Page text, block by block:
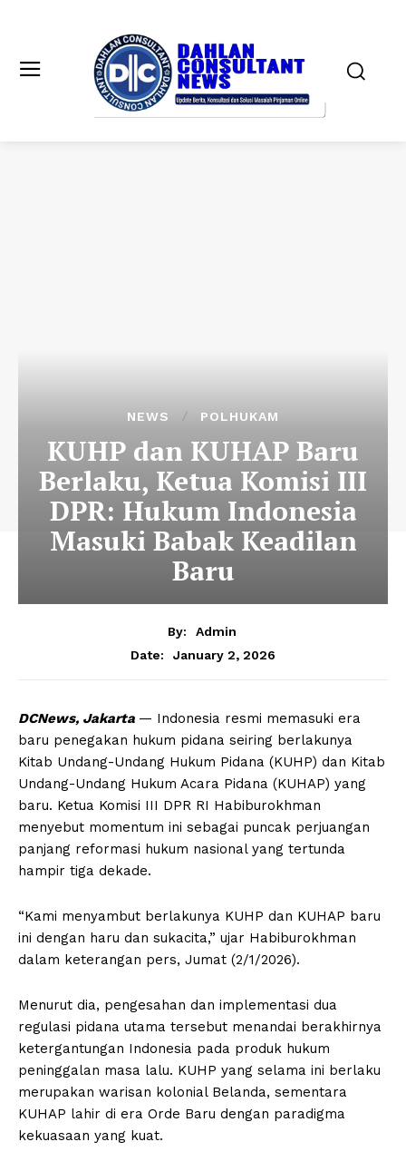
NEWS POLHUKAM
KUHP dan KUHAP Baru
Berlaku, Ketua Komisi III
DPR: Hukum Indonesia
Masuki Babak Keadilan
Baru
By:
Admin
Date:
January 2, 2026
DCNews, Jakarta — Indonesia resmi memasuki era
baru penegakan hukum pidana seiring berlakunya
Kitab Undang-Undang Hukum Pidana (KUHP) dan Kitab
Undang-Undang Hukum Acara Pidana (KUHAP) yang
baru. Ketua Komisi III DPR RI Habiburokhman
menyebut momentum ini sebagai puncak perjuangan
panjang reformasi hukum nasional yang tertunda
hampir tiga dekade.
“Kami menyambut berlakunya KUHP dan KUHAP baru
ini dengan haru dan sukacita,” ujar Habiburokhman
dalam keterangan pers, Jumat (2/1/2026).
Menurut dia, pengesahan dan implementasi dua
regulasi pidana utama tersebut menandai berakhirnya
ketergantungan Indonesia pada produk hukum
peninggalan masa lalu. KUHP yang selama ini berlaku
merupakan warisan kolonial Belanda, sementara
KUHAP lahir di era Orde Baru dengan paradigma
kekuasaan yang kuat.